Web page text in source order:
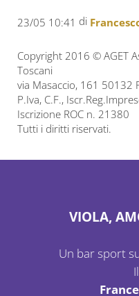
23/05 10:41 di
Copyright 2016 © AGET
Toscani
via Masaccio, 161 50132
P.Iva, C.F.,
Iscrizione ROC n. 21380
Tutti i diritti riservati.
VIOLA,
Un bar sport